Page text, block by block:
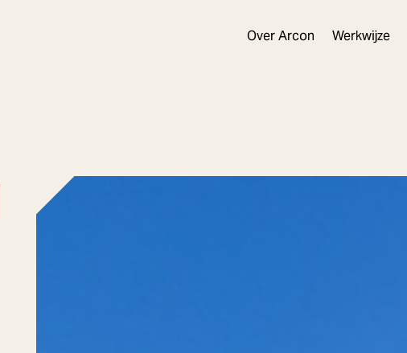
Over Arcon Werkwijze